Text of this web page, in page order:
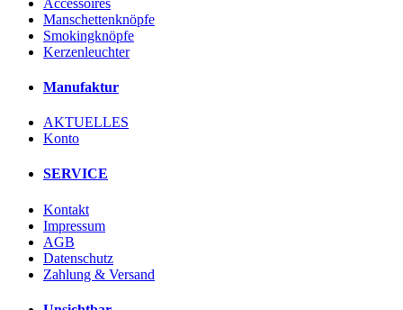
Manschettenknöpfe
Smokingknöpfe
Kerzenleuchter
Manufaktur
AKTUELLES
Konto
SERVICE
Kontakt
Impressum
AGB
Datenschutz
Zahlung & Versand